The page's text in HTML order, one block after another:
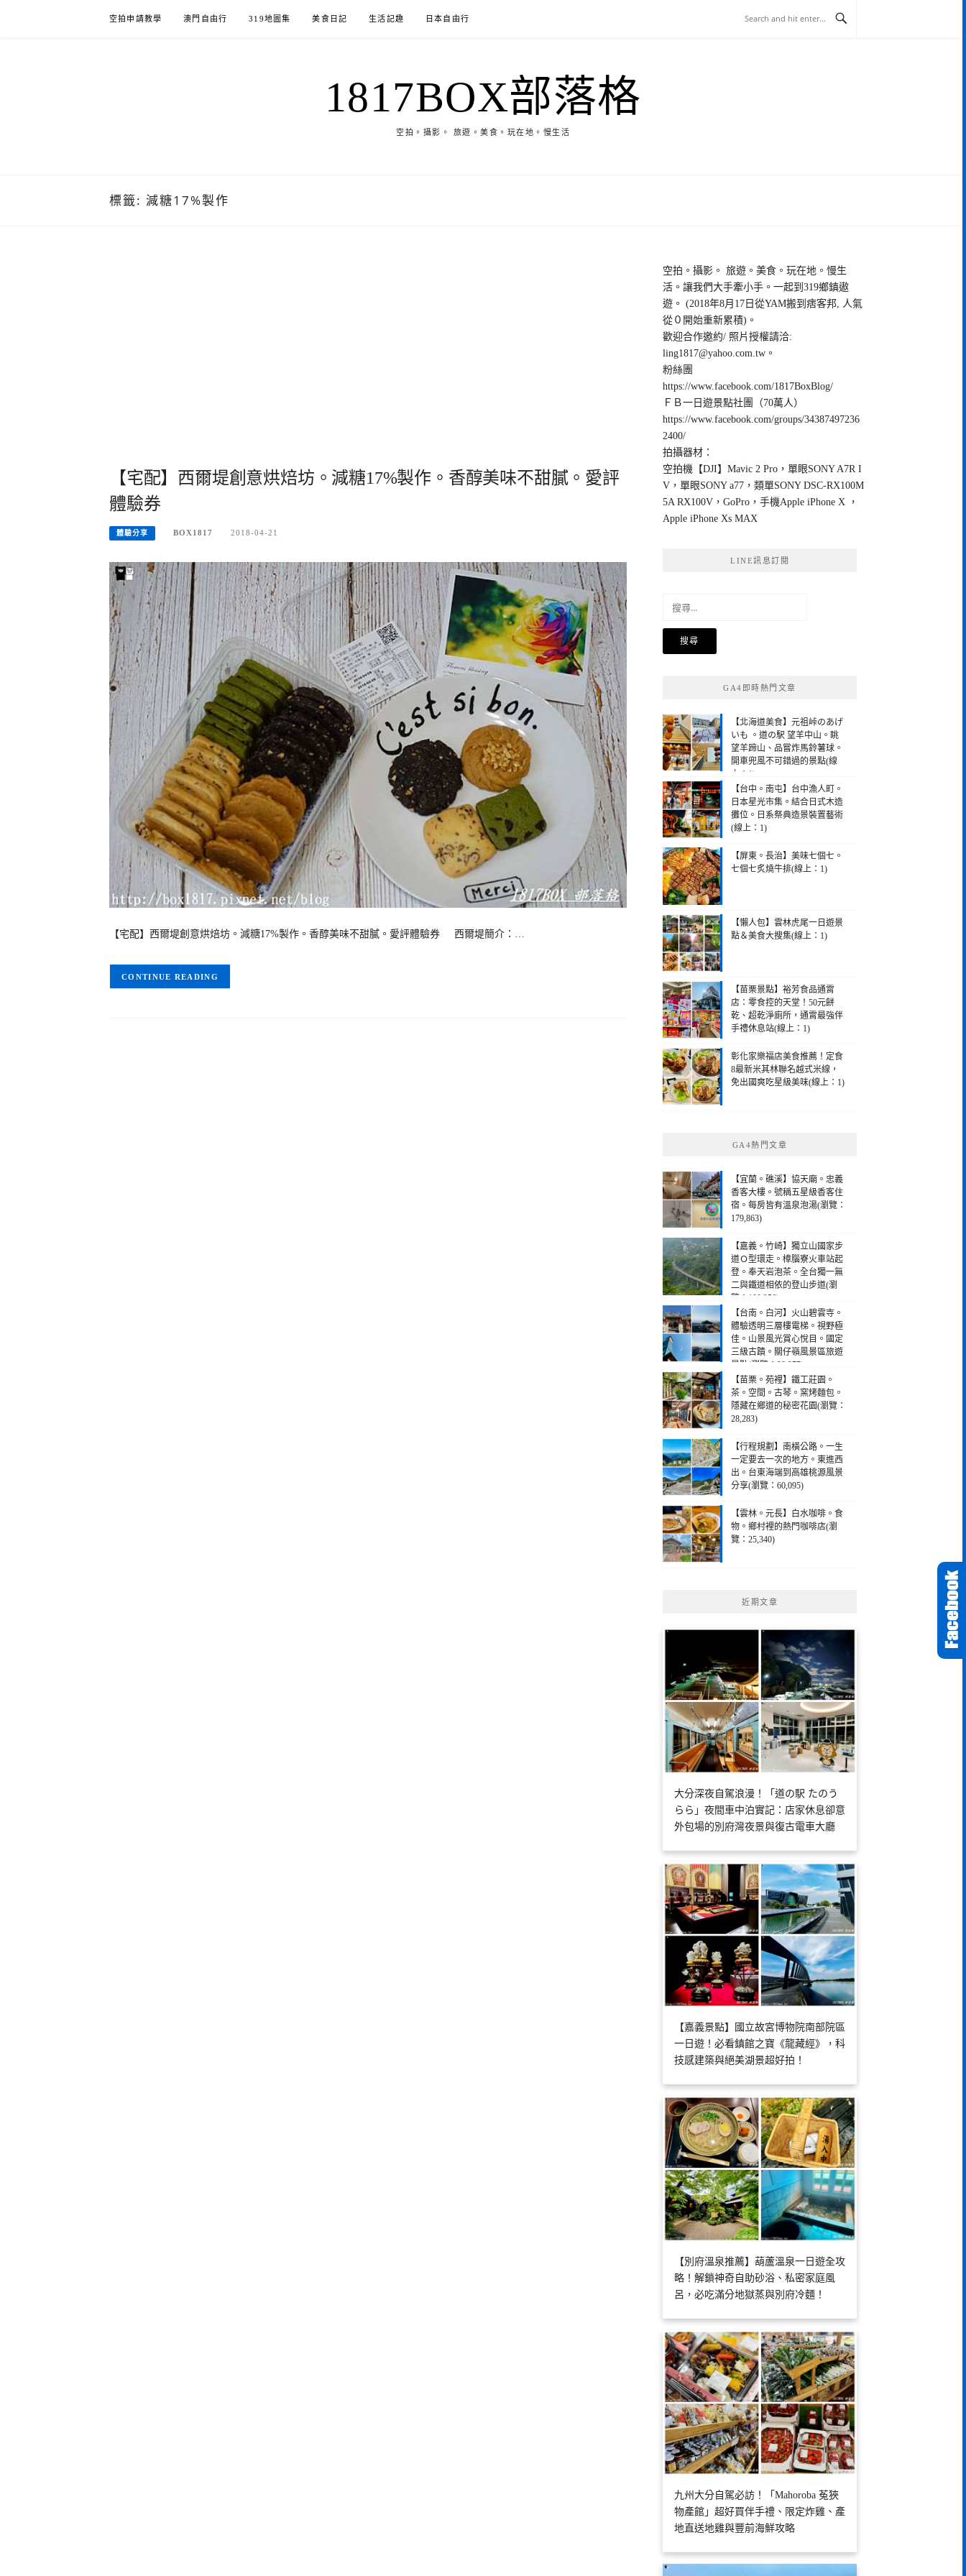
空拍申請教學 澳門自由行 319地圖集 美食日記 生活記趣 日本自由行
1817BOX部落格
空拍。攝影。 旅遊。美食。玩在地。慢生活
標籤: 減糖17%製作
【宅配】西爾堤創意烘焙坊。減糖17%製作。香醇美味不甜膩。愛評
體驗券
體驗分享 BOX1817 2018-04-21
【宅配】西爾堤創意烘焙坊。減糖17%製作。香醇美味不甜膩。愛評體驗券 西爾堤簡介：…
CONTINUE READING
空拍。攝影。 旅遊。美食。玩在地。慢生
活。讓我們大手牽小手。一起到319鄉鎮遨
遊。 (2018年8月17日從YAM搬到痞客邦, 人氣
從０開始重新累積)。
歡迎合作邀約/ 照片授權請洽:
ling1817@yahoo.com.tw 。
粉絲團
https://www.facebook.com/1817BoxBlog/
ＦＢ一日遊景點社團（70萬人）
https://www.facebook.com/groups/34387497236
2400/
拍攝器材：
空拍機【DJI】Mavic 2 Pro，單眼SONY A7R I
V，單眼SONY a77，類單SONY DSC-RX100M
5A RX100V，GoPro，手機Apple iPhone X ，
Apple iPhone Xs MAX
LINE訊息訂閱
鍵
GA4即時熱門文章
【北海道美食】元祖峠のあげ
いも 。道の駅 望羊中山。眺
望羊蹄山、品嘗炸馬鈴薯球。
開車兜風不可錯過的景點(線
上：1)
【台中。南屯】台中漁人町。
日本星光市集。結合日式木造
攤位。日系祭典造景裝置藝術
(線上：1)
【屏東。長治】美味七個七。
七個七炙燒牛排(線上：1)
【懶人包】雲林虎尾一日遊景
點＆美食大搜集(線上：1)
【苗栗景點】裕芳食品通霄
店：零食控的天堂！50元餅
乾、超乾淨廁所，通霄最強伴
手禮休息站(線上：1)
彰化家樂福店美食推薦！定食
8最新米其林聯名越式米線，
免出國爽吃星級美味(線上：1)
GA4熱門文章
【宜蘭。礁溪】協天廟。忠義
香客大樓。號稱五星級香客住
宿。每房皆有溫泉泡湯(瀏覽：
179,863)
【嘉義。竹崎】獨立山國家步
道Ｏ型環走。樟腦寮火車站起
登。奉天岩泡茶。全台獨一無
二與鐵道相依的登山步道(瀏
覽：190,256)
【台南。白河】火山碧雲寺。
體驗透明三層樓電梯。視野極
佳。山景風光賞心悅目。國定
三級古蹟。關仔嶺風景區旅遊
景點(瀏覽：28,975)
【苗栗。苑裡】鐵工莊園。
茶。空間。古琴。窯烤麵包。
隱藏在鄉道的秘密花園(瀏覽：
28,283)
【行程規劃】南橫公路。一生
一定要去一次的地方。東進西
出。台東海端到高雄桃源風景
分享(瀏覽：60,095)
【雲林。元長】白水咖啡。食
物。鄉村裡的熱門咖啡店(瀏
覽：25,340)
近期文章
大分深夜自駕浪漫！「道の駅 たのう
らら」夜間車中泊實記：店家休息卻意
外包場的別府灣夜景與復古電車大廳
【嘉義景點】國立故宮博物院南部院區
一日遊！必看鎮館之寶《龍藏經》，科
技感建築與絕美湖景超好拍！
【別府溫泉推薦】葫蘆溫泉一日遊全攻
略！解鎖神奇自助砂浴、私密家庭風
呂，必吃滿分地獄蒸與別府冷麵！
九州大分自駕必訪！「Mahoroba 菟狹
物產館」超好買伴手禮、限定炸雞、產
地直送地雞與豐前海鮮攻略